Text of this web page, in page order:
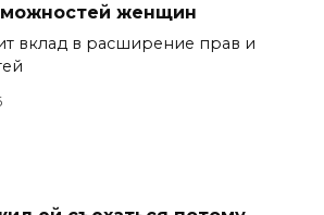
женщин
вклад в расширение прав и